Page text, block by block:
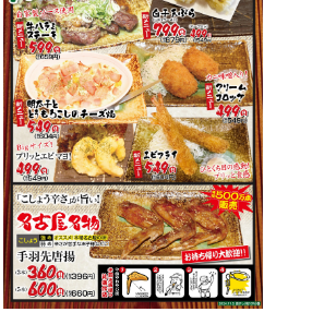
企業情報トップ
代表者あいさつ
グループ会社
会社概要
沿革
経営陣
事業一覧
飲食事業紹介
飲食事業紹介トップ
や台ずし
ニパチ
これや
IR（株主・投資家）情報
IR情報トップ
会長メッセージ
採用情報
採用情報トップ
店舗物件・店舗施工管理業者の募集